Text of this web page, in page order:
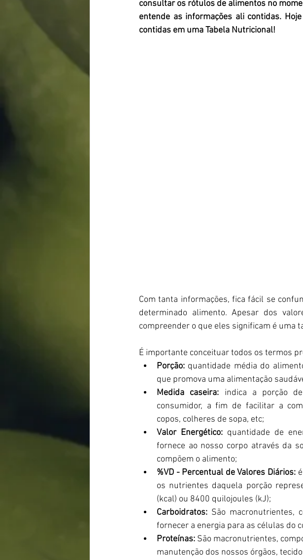
consultar os rótulos de alimentos no
entende as informações ali contidas.
contidas em uma Tabela Nutricional!
Com tanta informações, fica fácil se
determinado alimento. Apesar dos
compreender o que eles significam é uma
É importante conceituar todos os termos
Porção: quantidade média do
que promova uma alimentação
Medida caseira: indica a porção
consumidor, a fim de facilitar a
copos, colheres de sopa, etc;
Valor Energético: quantidade de
fornece ao nosso corpo através da
compõem o alimento;
%VD - Percentual de Valores Diários:
os nutrientes daquela porção
(kcal) ou 8400 quilojoules (kJ);
Carboidratos: São macronutrientes,
fornecer a energia para as células do
Proteínas: São macronutrientes,
manutenção dos nossos órgãos,